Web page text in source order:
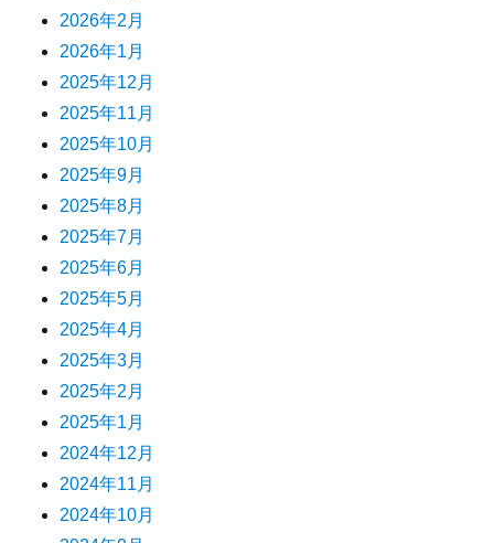
2026年2月
2026年1月
2025年12月
2025年11月
2025年10月
2025年9月
2025年8月
2025年7月
2025年6月
2025年5月
2025年4月
2025年3月
2025年2月
2025年1月
2024年12月
2024年11月
2024年10月